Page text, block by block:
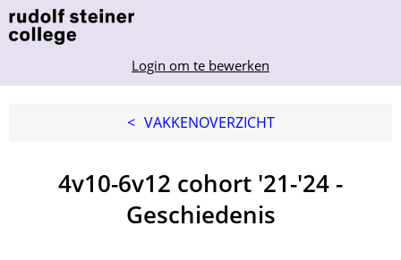
Login om te bewerken
< VAKKENOVERZICHT
4v10-6v12 cohort '21-'24 -
Geschiedenis